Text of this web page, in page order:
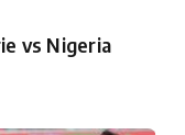
vs Nigeria